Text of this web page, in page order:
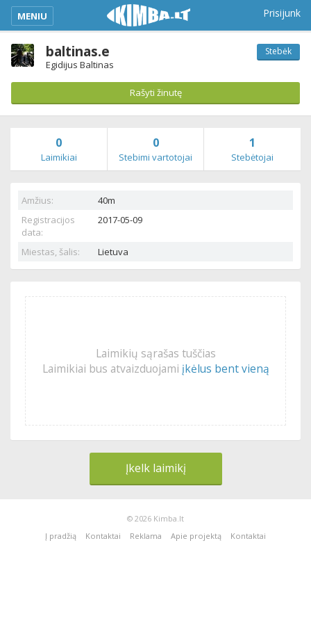
kimba_base_header_mobile_menu_toggle
MENIU Prisijunk
baltinas.e
Egidijus Baltinas
Stebėk
Rašyti žinutę
0
Laimikiai
0
Stebimi vartotojai
1
Stebėtojai
Amžius:
40m
Registracijos
data:
2017-05-09
Miestas, šalis: Lietuva
Laimikių sąrašas tuščias
Laimikiai bus atvaizduojami įkėlus bent vieną
Įkelk laimikį
© 2026 Kimba.lt
Į pradžią
Kontaktai Reklama Apie projektą Kontaktai